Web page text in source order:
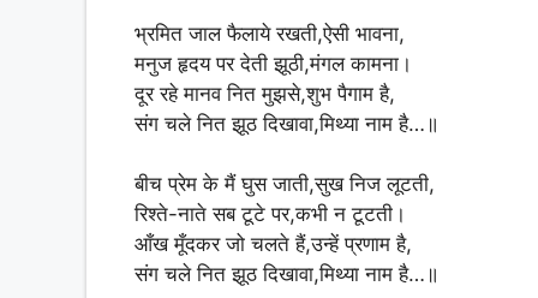
भ्रमित जाल फैलाये रखती,ऐसी भावना,
मनुज हृदय पर देती झूठी,मंगल कामना।
दूर रहे मानव नित मुझसे,शुभ पैगाम है,
संग चले नित झूठ दिखावा,मिथ्या नाम है…॥
बीच प्रेम के मैं घुस जाती,सुख निज लूटती,
रिश्ते-नाते सब टूटे पर,कभी न टूटती।
आँख मूँदकर जो चलते हैं,उन्हें प्रणाम है,
संग चले नित झूठ दिखावा,मिथ्या नाम है…॥